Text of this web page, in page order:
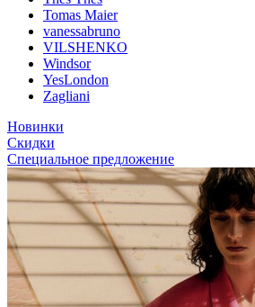
Tomas Maier
vanessabruno
VILSHENKO
Windsor
YesLondon
Zagliani
Новинки
Скидки
Специальное предложение